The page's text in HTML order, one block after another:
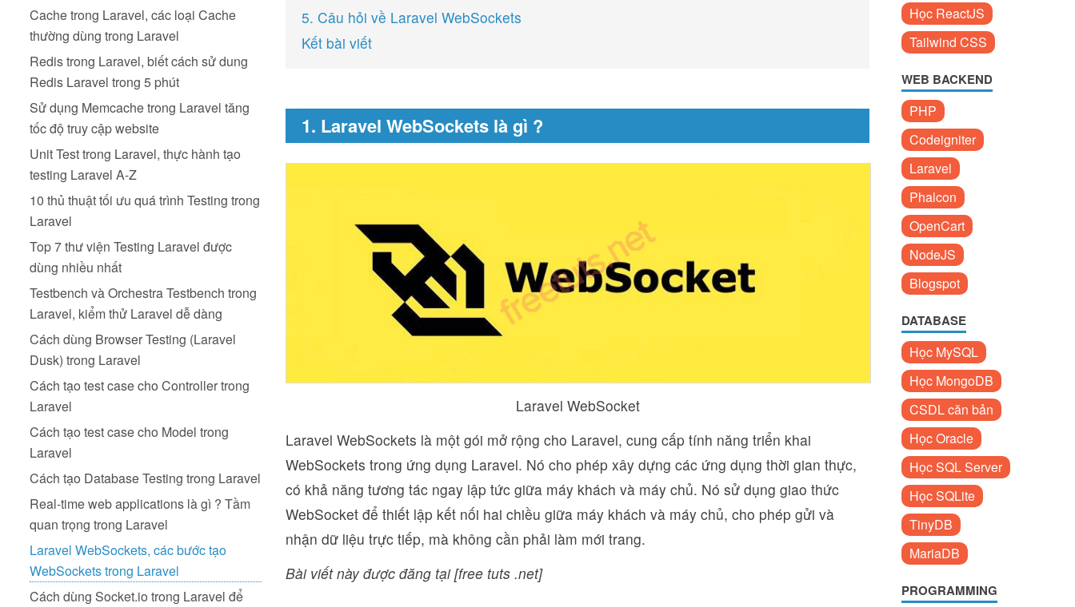
Cache trong Laravel, các loại Cache
thường dùng trong Laravel
Redis trong Laravel, biết cách sử dung
Redis Laravel trong 5 phút
Sử dụng Memcache trong Laravel tăng
tốc độ truy cập website
Unit Test trong Laravel, thực hành tạo
testing Laravel A-Z
10 thủ thuật tối ưu quá trình Testing trong
Laravel
Top 7 thư viện Testing Laravel được
dùng nhiều nhất
Testbench và Orchestra Testbench trong
Laravel, kiểm thử Laravel dễ dàng
Cách dùng Browser Testing (Laravel
Dusk) trong Laravel
Cách tạo test case cho Controller trong
Laravel
Cách tạo test case cho Model trong
Laravel
Cách tạo Database Testing trong Laravel
Real-time web applications là gì ? Tầm
quan trọng trong Laravel
Laravel WebSockets, các bước tạo
WebSockets trong Laravel
Cách dùng Socket.io trong Laravel để
5. Câu hỏi về Laravel WebSockets
Kết bài viết
1. Laravel WebSockets là gì ?
Laravel WebSocket
Laravel WebSockets là một gói mở rộng cho Laravel, cung cấp tính năng triển khai
WebSockets trong ứng dụng Laravel. Nó cho phép xây dựng các ứng dụng thời gian thực,
có khả năng tương tác ngay lập tức giữa máy khách và máy chủ. Nó sử dụng giao thức
WebSocket để thiết lập kết nối hai chiều giữa máy khách và máy chủ, cho phép gửi và
nhận dữ liệu trực tiếp, mà không cần phải làm mới trang.
Bài viết này được đăng tại [free tuts .net]
Học ReactJS
Tailwind CSS
WEB BACKEND
PHP
Codeigniter
Laravel
Phalcon
OpenCart
NodeJS
Blogspot
DATABASE
Học MySQL
Học MongoDB
CSDL căn bản
Học Oracle
Học SQL Server
Học SQLite
TinyDB
MariaDB
PROGRAMMING